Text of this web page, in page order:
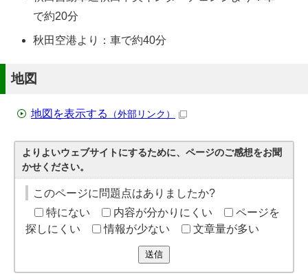
で約20分
秋田空港より：車で約40分
地図
地図を表示する （外部リンク）
よりよいウェブサイトにするために、ページのご感想をお聞
かせください。
このページに問題点はありましたか?
特にない
内容が分かりにくい
ページを
探しにくい
情報が少ない 文章量が多い
送信